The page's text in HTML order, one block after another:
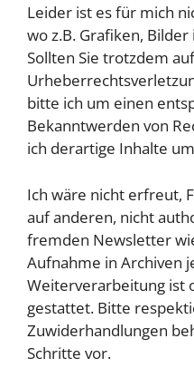
Leider ist es für mich
wo z.B. Grafiken,
Sollten Sie trotzdem
bitte ich um einen
Bekanntwerden von
ich derartige Inhalte
Ich wäre nicht erfreut,
auf anderen, nicht
fremden Newsletter
Aufnahme in Archiven
Weiterverarbeitung ist
gestattet. Bitte
Zuwiderhandlungen
Schritte vor.